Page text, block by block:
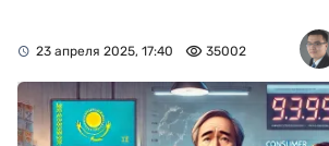
23 апреля 2025, 17:40 35002